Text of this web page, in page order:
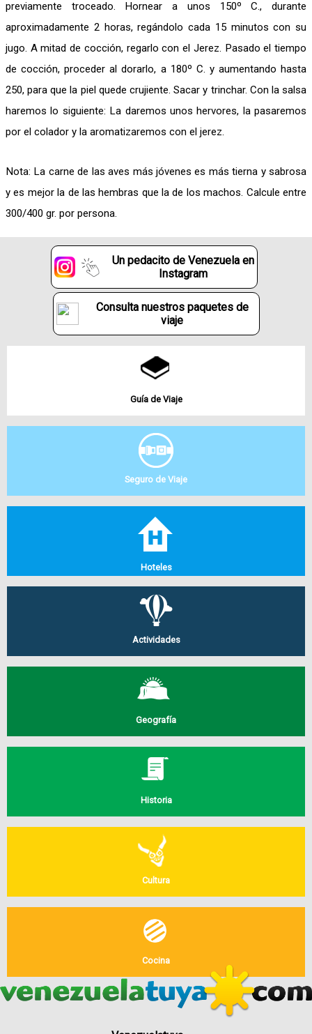
previamente troceado. Hornear a unos 150º C., durante
aproximadamente 2 horas, regándolo cada 15 minutos con su
jugo. A mitad de cocción, regarlo con el Jerez. Pasado el tiempo
de cocción, proceder al dorarlo, a 180º C. y aumentando hasta
250, para que la piel quede crujiente. Sacar y trinchar. Con la salsa
haremos lo siguiente: La daremos unos hervores, la pasaremos
por el colador y la aromatizaremos con el jerez.
Nota: La carne de las aves más jóvenes es más tierna y sabrosa
y es mejor la de las hembras que la de los machos. Calcule entre
300/400 gr. por persona.
Un pedacito de Venezuela en
Instagram
Consulta nuestros paquetes de
viaje
Guía de Viaje
Seguro de Viaje
Hoteles
Actividades
Geografía
Historia
Cultura
Cocina